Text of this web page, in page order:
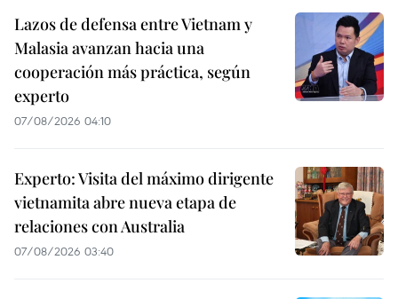
Lazos de defensa entre Vietnam y
Malasia avanzan hacia una
cooperación más práctica, según
experto
07/08/2026 04:10
Experto: Visita del máximo dirigente
vietnamita abre nueva etapa de
relaciones con Australia
07/08/2026 03:40